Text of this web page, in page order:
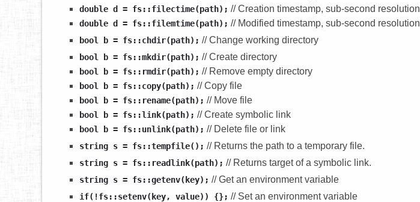
double d = fs::filectime(path); // Creation timestamp, sub-second resolution
double d = fs::filemtime(path); // Modified timestamp, sub-second resolution
bool b = fs::chdir(path); // Change working directory
bool b = fs::mkdir(path); // Create directory
bool b = fs::rmdir(path); // Remove empty directory
bool b = fs::copy(path); // Copy file
bool b = fs::rename(path); // Move file
bool b = fs::link(path); // Create symbolic link
bool b = fs::unlink(path); // Delete file or link
string s = fs::tempfile(); // Returns the path to a temporary file.
string s = fs::readlink(path); // Returns target of a symbolic link.
string s = fs::getenv(key); // Get an environment variable
if(!fs::setenv(key, value)) {}; // Set an environment variable